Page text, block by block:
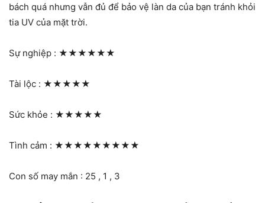
bách quá nhưng vẫn đủ để bảo vệ làn da của bạn tránh khỏi
tia UV của mặt trời.
Sự nghiệp : ★★★★★★
Tài lộc : ★★★★★
Sức khỏe : ★★★★★
Tình cảm : ★★★★★★★★★
Con số may mắn : 25 , 1 , 3